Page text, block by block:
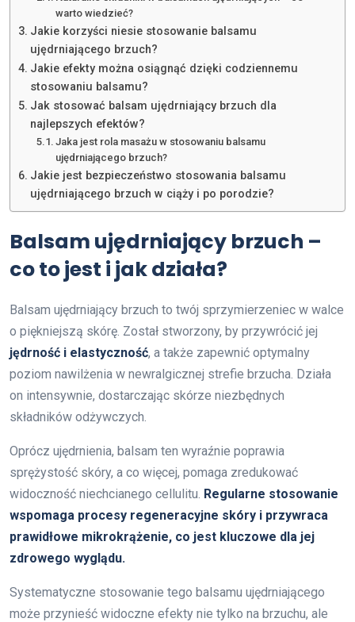
warto wiedzieć?
Jakie korzyści niesie stosowanie balsamu
ujędrniającego brzuch?
Jakie efekty można osiągnąć dzięki codziennemu
stosowaniu balsamu?
Jak stosować balsam ujędrniający brzuch dla
najlepszych efektów?
Jaka jest rola masażu w stosowaniu balsamu
ujędrniającego brzuch?
Jakie jest bezpieczeństwo stosowania balsamu
ujędrniającego brzuch w ciąży i po porodzie?
Balsam ujędrniający brzuch –
co to jest i jak działa?
Balsam ujędrniający brzuch to twój sprzymierzeniec w walce
o piękniejszą skórę. Został stworzony, by przywrócić jej
jędrność i elastyczność, a także zapewnić optymalny
poziom nawilżenia w newralgicznej strefie brzucha. Działa
on intensywnie, dostarczając skórze niezbędnych
składników odżywczych.
Oprócz ujędrnienia, balsam ten wyraźnie poprawia
sprężystość skóry, a co więcej, pomaga zredukować
widoczność niechcianego cellulitu. Regularne stosowanie
wspomaga procesy regeneracyjne skóry i przywraca
prawidłowe mikrokrążenie, co jest kluczowe dla jej
zdrowego wyglądu.
Systematyczne stosowanie tego balsamu ujędrniającego
może przynieść widoczne efekty nie tylko na brzuchu, ale